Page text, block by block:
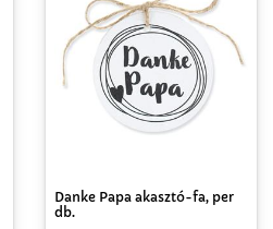
Danke Papa akasztó-fa, per
db.